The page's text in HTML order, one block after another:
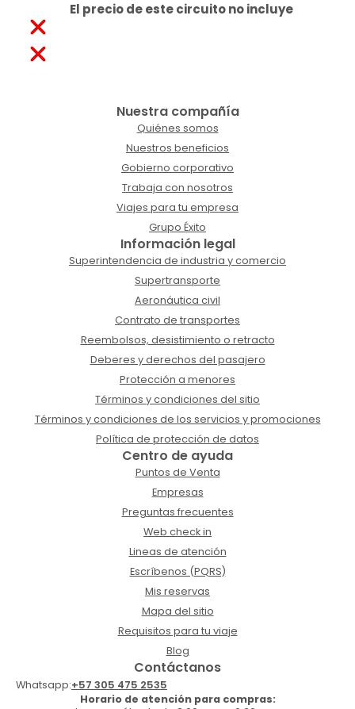
El precio de este circuito no incluye
Nuestra compañía
Quiénes somos
Nuestros beneficios
Gobierno corporativo
Trabaja con nosotros
Viajes para tu empresa
Grupo Éxito
Información legal
Superintendencia de industria y comercio
Supertransporte
Aeronáutica civil
Contrato de transportes
Reembolsos, desistimiento o retracto
Deberes y derechos del pasajero
Protección a menores
Términos y condiciones del sitio
Términos y condiciones de los servicios y promociones
Política de protección de datos
Centro de ayuda
Puntos de Venta
Empresas
Preguntas frecuentes
Web check in
Lineas de atención
Escríbenos (PQRS)
Mis reservas
Mapa del sitio
Requisitos para tu viaje
Blog
Contáctanos
Whatsapp:+57 305 475 2535
Horario de atención para compras: